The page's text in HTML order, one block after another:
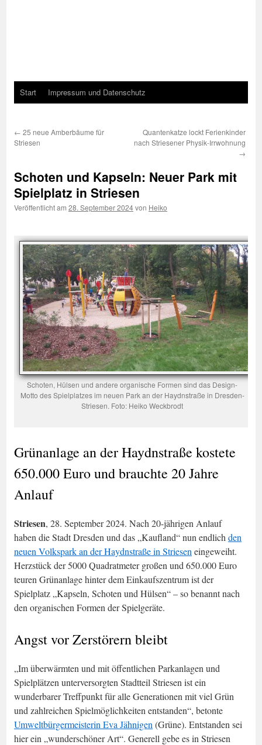
Start Impressum und Datenschutz
← 25 neue Amberbäume für
Striesen
Quantenkatze lockt Ferienkinder
nach Striesener Physik-Irrwohnung
→
Schoten und Kapseln: Neuer Park mit
Spielplatz in Striesen
Veröffentlicht am 28. September 2024von Heiko
Schoten, Hülsen und andere organische Formen sind das Design-
Motto des Spielplatzes im neuen Park an der Haydnstraße in Dresden-
Striesen. Foto: Heiko Weckbrodt
Grünanlage an der Haydnstraße kostete
650.000 Euro und brauchte 20 Jahre
Anlauf
Striesen, 28. September 2024. Nach 20-jährigen Anlauf
haben die Stadt Dresden und das „Kaufland“ nun endlich den
neuen Volkspark an der Haydnstraße in Striesen eingeweiht.
Herzstück der 5000 Quadratmeter großen und 650.000 Euro
teuren Grünanlage hinter dem Einkaufszentrum ist der
Spielplatz „Kapseln, Schoten und Hülsen“ – so benannt nach
den organischen Formen der Spielgeräte.
Angst vor Zerstörern bleibt
„Im überwärmten und mit öffentlichen Parkanlagen und
Spielplätzen unterversorgten Stadtteil Striesen ist ein
wunderbarer Treffpunkt für alle Generationen mit viel Grün
und zahlreichen Spielmöglichkeiten entstanden“, betonte
Umweltbürgermeisterin Eva Jähnigen (Grüne). Entstanden sei
hier ein „wunderschöner Art“. Generell gebe es in Striesen